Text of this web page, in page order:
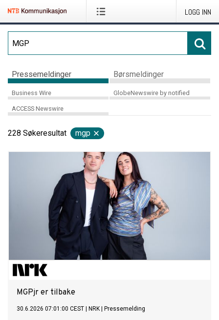
LOGG INN
Pressemeldinger Børsmeldinger
Business Wire GlobeNewswire by notified
ACCESS Newswire
228 Søkeresultat mgp
MGPjr er tilbake
30.6.2026 07:01:00 CEST NRK Pressemelding